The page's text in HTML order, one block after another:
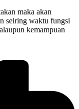
maka akan
seiring waktu fungsi
kemampuan